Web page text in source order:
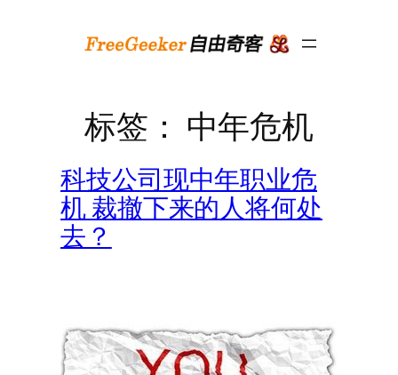
标签： 中年危机
科技公司现中年职业危
机 裁撤下来的人将何处
去？